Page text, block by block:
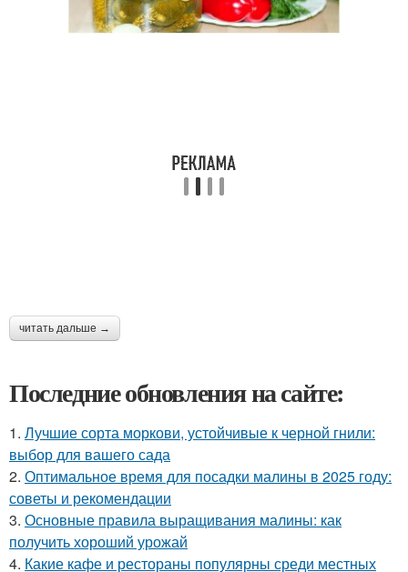
читать дальше →
Последние обновления на сайте:
1. Лучшие сорта моркови, устойчивые к черной гнили:
выбор для вашего сада
2. Оптимальное время для посадки малины в 2025 году:
советы и рекомендации
3. Основные правила выращивания малины: как
получить хороший урожай
4. Какие кафе и рестораны популярны среди местных